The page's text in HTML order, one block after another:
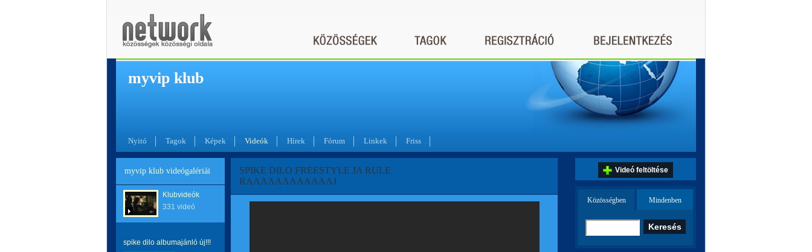
myvip klub
Nyitó Tagok Képek Videók Hírek Fórum Linkek Friss
myvip klub videógalériái
Klubvideók
331 videó
spike dilo albumajánló új!!!
SPIKE DILO FREESTYLE JA RULE
RAAAAAAAAAAAAJ
Videó feltöltése
Közösségben Mindenben